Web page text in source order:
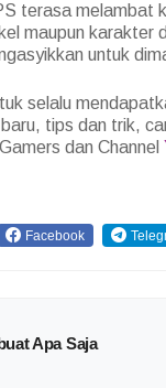
terasa melambat
maupun karakter
untuk
selalu
tips dan trik,
dan Channel
Facebook
Apa Saja